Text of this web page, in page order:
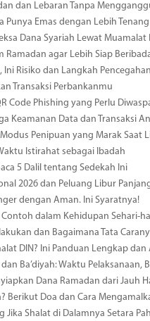
dan Lebaran Tanpa
Punya Emas dengan Lebih Tenang
Dana Syariah Lewat Muamalat
Ramadan agar Lebih Siap
Ini Risiko dan Langkah
Transaksi Perbankanmu
Code Phishing yang Perlu
Keamanan Data dan Transaksi
Penipuan yang Marak Saat
Istirahat sebagai Ibadah
5 Dalil tentang Sedekah Ini
2026 dan Peluang Libur
dengan Aman. Ini Syaratnya!
Contoh dalam Kehidupan Sehari-
dan Bagaimana Tata
DIN? Ini Panduan Lengkap dan
Ba’diyah: Waktu Pelaksanaan,
Dana Ramadan dari Jauh
Berikut Doa dan Cara
Jika Shalat di Dalamnya Setara